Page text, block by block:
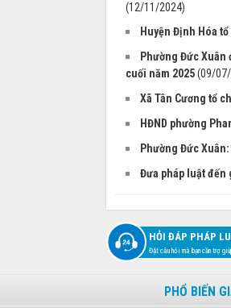
(12/11/2024)
Huyện Định Hóa
Phường Đức
cuối năm 2025(09/
Xã Tân Cương tổ
HĐND phường
Phường Đức
Đưa pháp luật đến
HỎI ĐÁP PHÁP
Đặt câu hỏi mà bạn cần trợ
PHỔ BIẾN